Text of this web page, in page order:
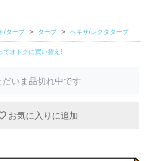
/タープ タープ ヘキサ/レクタタープ
オトクに買い替え！
だいま品切れ中です
お気に入りに追加